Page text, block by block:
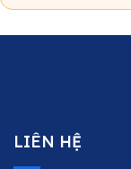
LIÊN HỆ